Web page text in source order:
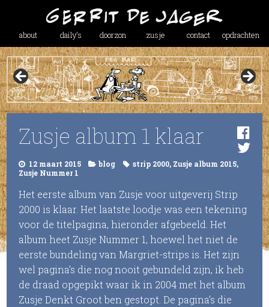
about daily’s doorzon zusje contact opdrachten
Zusje album 1 klaar
12 maart 2015 blog strip 2000, Zusje album 2015,
Zusje Nummer 1
Het eerste album van Zusje voor uitgeverij Strip
2000 is klaar. Het laatste loodje was een tekening
voor de titelpagina, hieronder afgebeeld. Het
album heet Zusje Nummer 1, hoewel het niet de
eerste bundeling van Margriet-strips is. Het zijn
wel pagina’s die nog nooit gebundeld zijn, ik heb
de draad opgepikt waar ik in 2004 met het album
Zusje Denkt Groot ben gestopt. De pagina’s die